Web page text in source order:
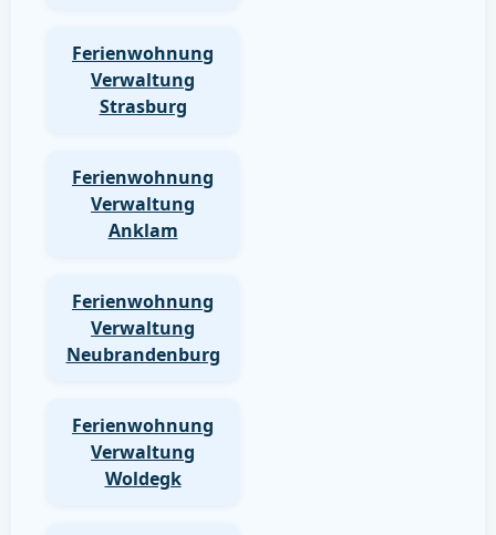
Ferienwohnung
Verwaltung
Strasburg
Ferienwohnung
Verwaltung
Anklam
Ferienwohnung
Verwaltung
Neubrandenburg
Ferienwohnung
Verwaltung
Woldegk